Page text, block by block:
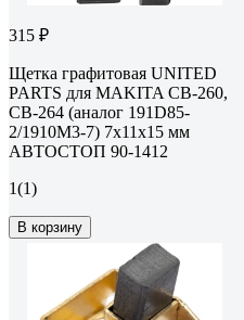
315 ₽
Щетка графитовая UNITED
PARTS для MAKITA СВ-260,
CB-264 (аналог 191D85-
2/1910M3-7) 7х11х15 мм
АВТОСТОП 90-1412
1(1)
В корзину